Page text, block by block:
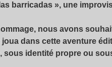
barricadas », une
nous avons
joua dans cette aventure
sous identité propre ou